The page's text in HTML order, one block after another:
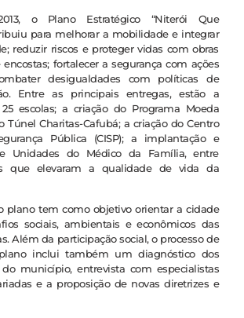
o Plano Estratégico “Niterói Que
para melhorar a mobilidade e integrar
reduzir riscos e proteger vidas com obras
fortalecer a segurança com ações
desigualdades com políticas de
Entre as principais entregas, estão a
escolas; a criação do Programa Moeda
Túnel Charitas-Cafubá; a criação do Centro
Pública (CISP); a implantação e
Unidades do Médico da Família, entre
que elevaram a qualidade de vida da
plano tem como objetivo orientar a cidade
sociais, ambientais e econômicos das
Além da participação social, o processo de
inclui também um diagnóstico dos
município, entrevista com especialistas
e a proposição de novas diretrizes e